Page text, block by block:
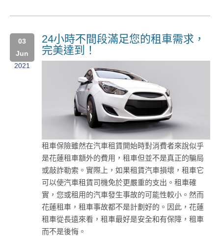
2021
03
Jun
24小時不間段滿足您的租車需求，
完美達到！
租車保險雖然在汽車租賃開始時對消費者來說似乎
是花蓮租車額外的費用，租車但並不是真正的騙局
或敲詐勒索。實際上，如果租賃汽車損壞，租車它
可以使汽車租賃司機免於更嚴重的支出。租車確
實，您或租用的汽車發生事故的可能性較小。然而
花蓮租車，租車事故都不是計劃好的。因此，花蓮
租車從長遠來看，租車最好是安全和有保障，租車
而不是後悔。